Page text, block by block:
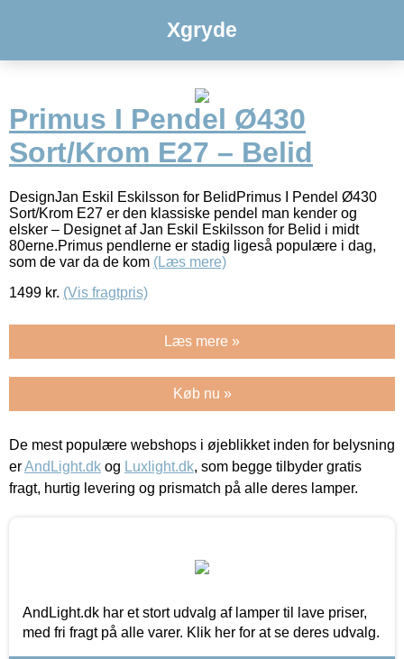
Xgryde
Primus I Pendel Ø430
Sort/Krom E27 – Belid
DesignJan Eskil Eskilsson for BelidPrimus I Pendel Ø430
Sort/Krom E27 er den klassiske pendel man kender og
elsker – Designet af Jan Eskil Eskilsson for Belid i midt
80erne.Primus pendlerne er stadig ligeså populære i dag,
som de var da de kom (Læs mere)
1499 kr. (Vis fragtpris)
Læs mere »
Køb nu »
De mest populære webshops i øjeblikket inden for belysning
erAndLight.dk og Luxlight.dk, som begge tilbyder gratis
fragt, hurtig levering og prismatch på alle deres lamper.
AndLight.dk har et stort udvalg af lamper til lave priser,
med fri fragt på alle varer. Klik her for at se deres udvalg.